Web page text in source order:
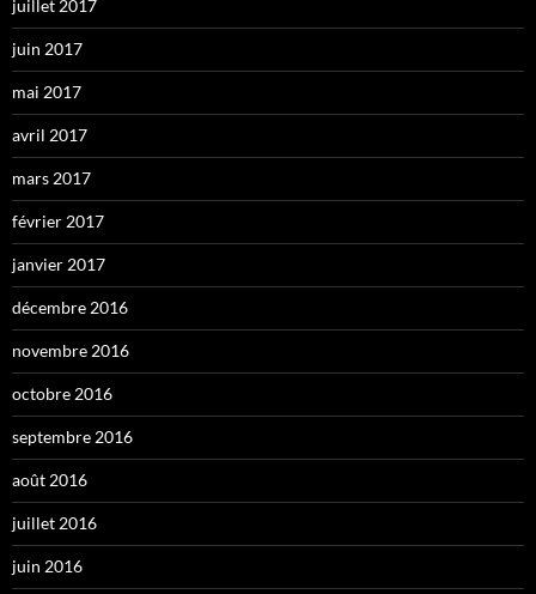
juillet 2017
juin 2017
mai 2017
avril 2017
mars 2017
février 2017
janvier 2017
décembre 2016
novembre 2016
octobre 2016
septembre 2016
août 2016
juillet 2016
juin 2016